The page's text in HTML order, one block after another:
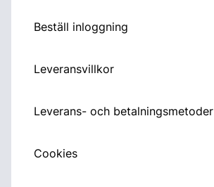
Beställ inloggning
Leveransvillkor
Leverans- och betalningsmetoder
Cookies